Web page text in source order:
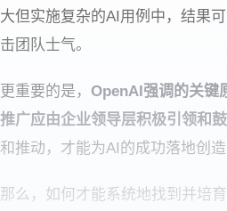
大但实施复杂的AI用例中，结果
击团队士气。
更重要的是， OpenAI强调的关键
推广应由企业领导层积极引领和
和推动，才能为AI的成功落地创造
那么，如何才能系统地找到并培